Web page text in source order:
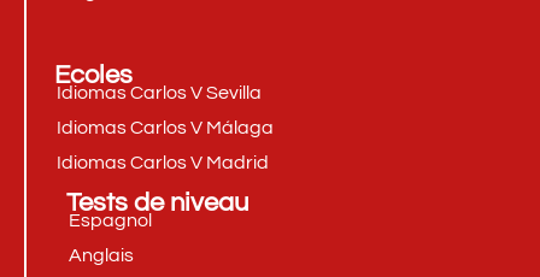
Ecoles
Idiomas Carlos V Sevilla
Idiomas Carlos V Málaga
Idiomas Carlos V Madrid
Tests de niveau
Espagnol
Anglais